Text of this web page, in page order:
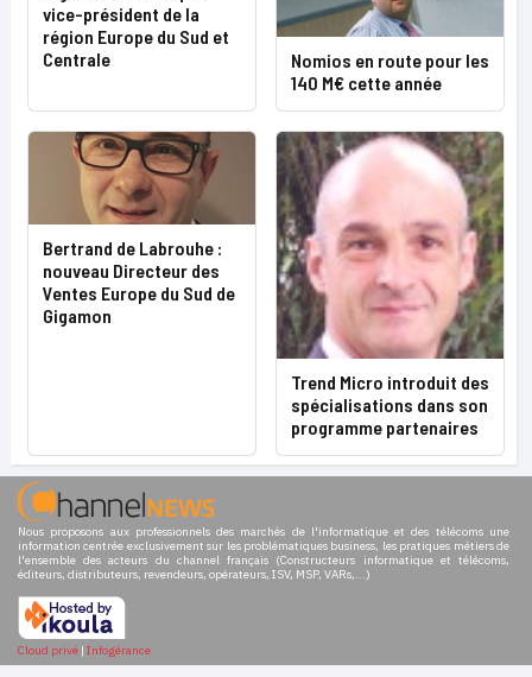
vice-président de la
région Europe du Sud et
Centrale
Nomios en route pour les
140 M€ cette année
Bertrand de Labrouhe :
nouveau Directeur des
Ventes Europe du Sud de
Gigamon
Trend Micro introduit des
spécialisations dans son
programme partenaires
Nous proposons aux professionnels des marchés de l'informatique et des télécoms une
information centrée exclusivement sur les problématiques business, les pratiques métiers de
l'ensemble des acteurs du channel français (Constructeurs informatique et télécoms,
éditeurs, distributeurs, revendeurs, opérateurs, ISV, MSP, VARs,...)
Cloud privé | Infogérance